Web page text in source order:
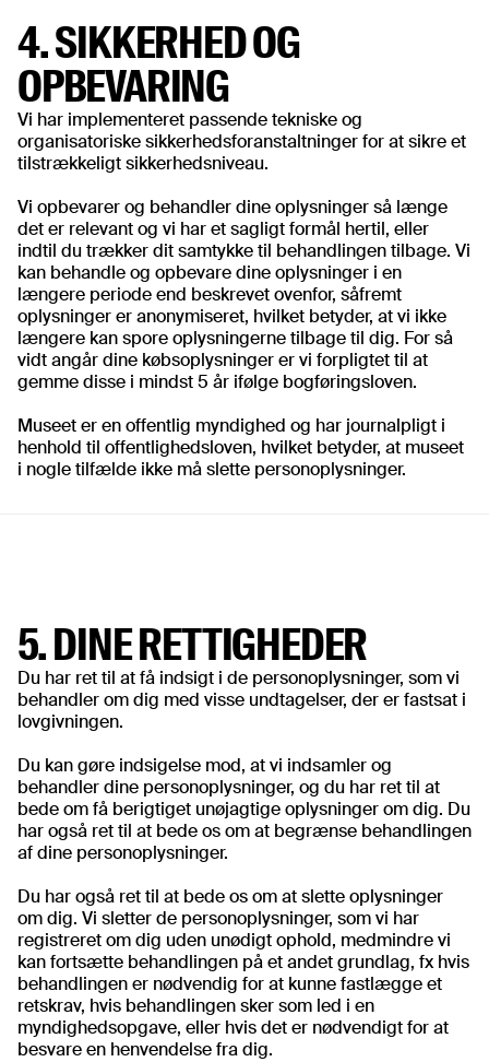
4. SIKKERHED OG
OPBEVARING
Vi har implementeret passende tekniske og
organisatoriske sikkerhedsforanstaltninger for at sikre et
tilstrækkeligt sikkerhedsniveau.
Vi opbevarer og behandler dine oplysninger så længe
det er relevant og vi har et sagligt formål hertil, eller
indtil du trækker dit samtykke til behandlingen tilbage. Vi
kan behandle og opbevare dine oplysninger i en
længere periode end beskrevet ovenfor, såfremt
oplysninger er anonymiseret, hvilket betyder, at vi ikke
længere kan spore oplysningerne tilbage til dig. For så
vidt angår dine købsoplysninger er vi forpligtet til at
gemme disse i mindst 5 år ifølge bogføringsloven.
Museet er en offentlig myndighed og har journalpligt i
henhold til offentlighedsloven, hvilket betyder, at museet
i nogle tilfælde ikke må slette personoplysninger.
5. DINE RETTIGHEDER
Du har ret til at få indsigt i de personoplysninger, som vi
behandler om dig med visse undtagelser, der er fastsat i
lovgivningen.
Du kan gøre indsigelse mod, at vi indsamler og
behandler dine personoplysninger, og du har ret til at
bede om få berigtiget unøjagtige oplysninger om dig. Du
har også ret til at bede os om at begrænse behandlingen
af dine personoplysninger.
Du har også ret til at bede os om at slette oplysninger
om dig. Vi sletter de personoplysninger, som vi har
registreret om dig uden unødigt ophold, medmindre vi
kan fortsætte behandlingen på et andet grundlag, fx hvis
behandlingen er nødvendig for at kunne fastlægge et
retskrav, hvis behandlingen sker som led i en
myndighedsopgave, eller hvis det er nødvendigt for at
besvare en henvendelse fra dig.